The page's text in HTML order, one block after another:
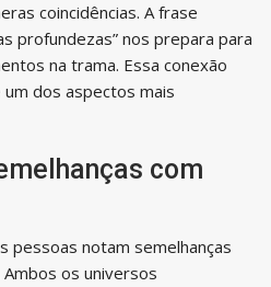
coincidências. A frase
profundezas” nos prepara para
na trama. Essa conexão
dos aspectos mais
com
pessoas notam semelhanças
Ambos os universos